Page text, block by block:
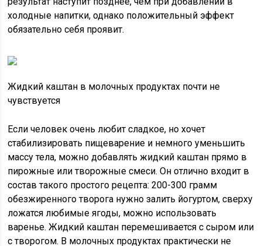
холодные напитки, однако положительный эффект
обязательно себя проявит.
Жидкий каштан в молочных продуктах почти не
чувствуется
Если человек очень любит сладкое, но хочет
стабилизировать пищеварение и немного уменьшить
массу тела, можно добавлять жидкий каштан прямо в
пирожные или творожные смеси. Он отлично входит в
состав такого простого рецепта: 200-300 грамм
обезжиренного творога нужно залить йогуртом, сверху
ложатся любимые ягоды, можно использовать
варенье. Жидкий каштан перемешивается с сыром или
с творогом. В молочных продуктах практически не